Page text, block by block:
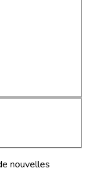
nouvelles